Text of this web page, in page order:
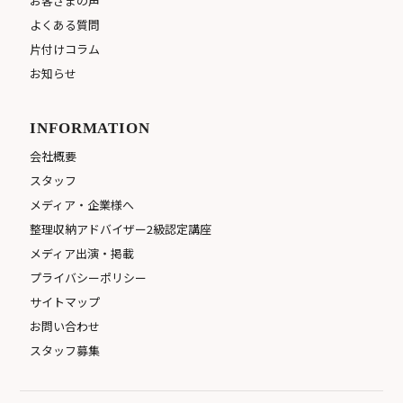
よくある質問
片付けコラム
お知らせ
INFORMATION
会社概要
スタッフ
メディア・企業様へ
整理収納アドバイザー2級認定講座
メディア出演・掲載
プライバシーポリシー
サイトマップ
お問い合わせ
スタッフ募集